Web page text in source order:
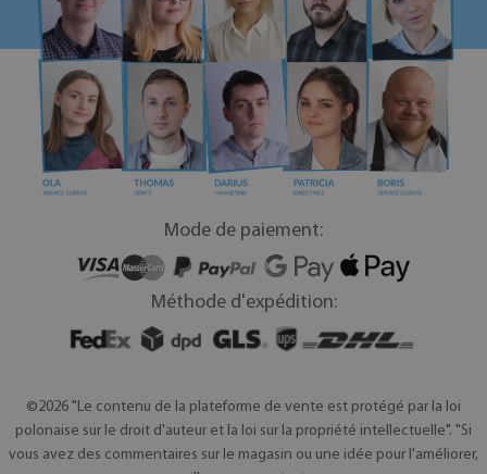
Mode de paiement:
Méthode d'expédition:
©2026 "Le contenu de la plateforme de vente est protégé par la loi
polonaise sur le droit d'auteur et la loi sur la propriété intellectuelle". "Si
vous avez des commentaires sur le magasin ou une idée pour l'améliorer,